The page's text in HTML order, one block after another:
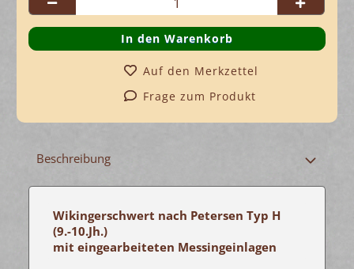
Auf den Merkzettel
Frage zum Produkt
Beschreibung
Wikingerschwert nach Petersen Typ H
(9.-10.Jh.)
mit eingearbeiteten Messingeinlagen